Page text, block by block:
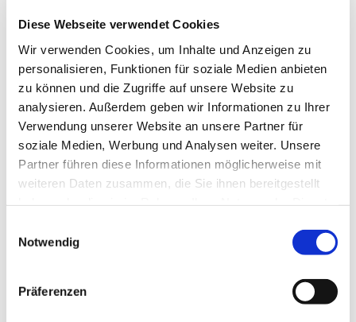
Diese Webseite verwendet Cookies
Wir verwenden Cookies, um Inhalte und Anzeigen zu
personalisieren, Funktionen für soziale Medien anbieten
zu können und die Zugriffe auf unsere Website zu
analysieren. Außerdem geben wir Informationen zu Ihrer
Verwendung unserer Website an unsere Partner für
soziale Medien, Werbung und Analysen weiter. Unsere
Partner führen diese Informationen möglicherweise mit
weiteren Daten zusammen, die Sie ihnen bereitgestellt
Notwendig
Präferenzen
Andrea Schäfer
Bewegung, Spiel und Kopftraining auf dem Stuhl
für ältere Damen mit eingeschränkter Mobilität.
Referentinh:
Andrea Schäfer, Tel. 02372/56 96 06